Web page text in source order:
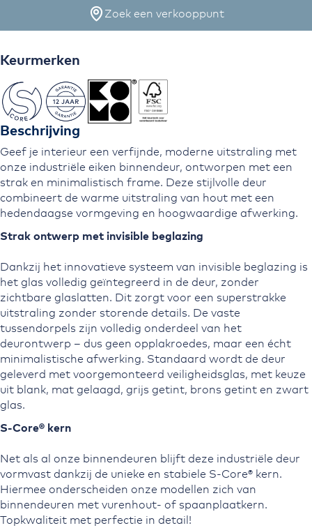
Zoek een verkooppunt
Keurmerken
Beschrijving
Geef je interieur een verfijnde, moderne uitstraling met
onze industriële eiken binnendeur, ontworpen met een
strak en minimalistisch frame. Deze stijlvolle deur
combineert de warme uitstraling van hout met een
hedendaagse vormgeving en hoogwaardige afwerking.
Strak ontwerp met invisible beglazing
Dankzij het innovatieve systeem van invisible beglazing is
het glas volledig geïntegreerd in de deur, zonder
zichtbare glaslatten. Dit zorgt voor een superstrakke
uitstraling zonder storende details. De vaste
tussendorpels zijn volledig onderdeel van het
deurontwerp – dus geen opplakroedes, maar een écht
minimalistische afwerking. Standaard wordt de deur
geleverd met voorgemonteerd veiligheidsglas, met keuze
uit blank, mat gelaagd, grijs getint, brons getint en zwart
glas.
S-Core® kern
Net als al onze binnendeuren blijft deze industriële deur
vormvast dankzij de unieke en stabiele S-Core® kern.
Hiermee onderscheiden onze modellen zich van
binnendeuren met vurenhout- of spaanplaatkern.
Topkwaliteit met perfectie in detail!